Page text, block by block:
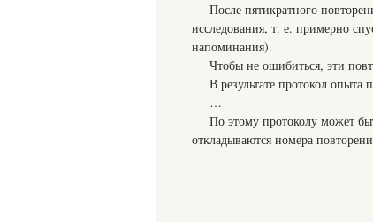
После пятикратного
исследования, т. е. примерно
напоминания).
Чтобы не ошибиться, эти
В результате протокол
…
По этому протоколу может
откладываются номера